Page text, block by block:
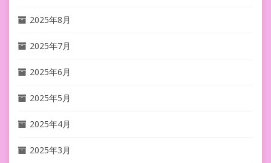
2025年8月
2025年7月
2025年6月
2025年5月
2025年4月
2025年3月